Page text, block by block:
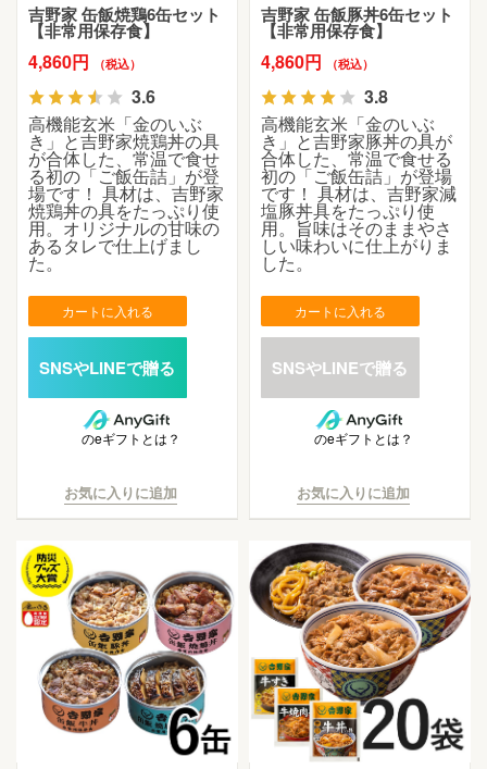
吉野家 缶飯焼鶏6缶セット
【非常用保存食】
4,860円 （税込）
3.6
高機能玄米「金のいぶ
き」と吉野家焼鶏丼の具
が合体した、常温で食せ
る初の「ご飯缶詰」が登
場です！ 具材は、吉野家
焼鶏丼の具をたっぷり使
用。オリジナルの甘味の
あるタレで仕上げまし
た。
カートに入れる
のeギフトとは？
お気に入りに追加
吉野家 缶飯豚丼6缶セット
【非常用保存食】
4,860円 （税込）
3.8
高機能玄米「金のいぶ
き」と吉野家豚丼の具が
合体した、常温で食せる
初の「ご飯缶詰」が登場
です！ 具材は、吉野家減
塩豚丼具をたっぷり使
用。旨味はそのままやさ
しい味わいに仕上がりま
した。
カートに入れる
のeギフトとは？
お気に入りに追加